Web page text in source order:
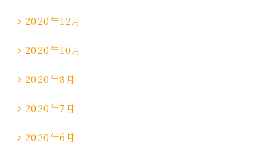
2020年12月
2020年10月
2020年8月
2020年7月
2020年6月